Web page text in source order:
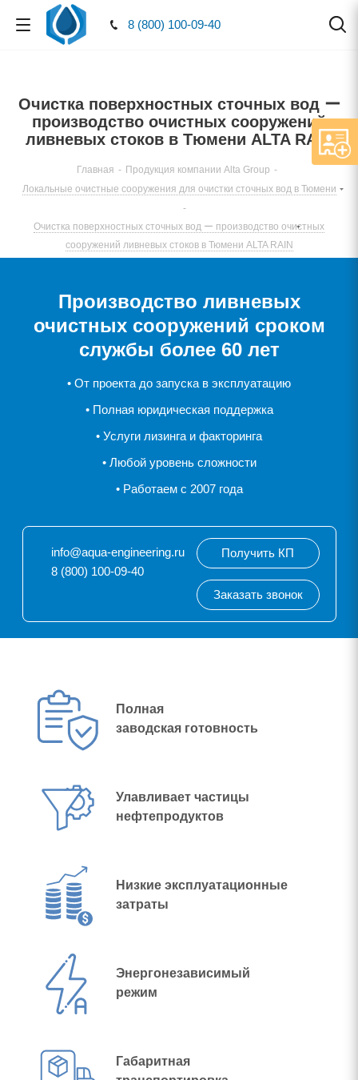
8 (800) 100-09-40
Очистка поверхностных сточных вод ー
производство очистных сооружений
ливневых стоков в Тюмени ALTA RAIN
Главная - Продукция компании Alta Group -
Локальные очистные сооружения для очистки сточных вод в Тюмени
-
Очистка поверхностных сточных вод ー производство очистных
сооружений ливневых стоков в Тюмени ALTA RAIN
Производство ливневых
очистных сооружений сроком
службы более 60 лет
• От проекта до запуска в эксплуатацию
• Полная юридическая поддержка
• Услуги лизинга и факторинга
• Любой уровень сложности
• Работаем с 2007 года
info@aqua-engineering.ru
8 (800) 100-09-40
Получить КП
Заказать звонок
Полная
заводская готовность
Улавливает частицы
нефтепродуктов
Низкие эксплуатационные
затраты
Энергонезависимый
режим
Габаритная